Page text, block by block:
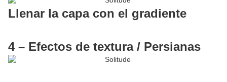
Llenar la capa con el gradiente
4 – Efectos de textura / Persianas